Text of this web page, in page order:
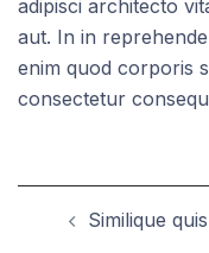
adipisci architecto
aut. In in
enim quod corporis
consectetur
navigation
Similique